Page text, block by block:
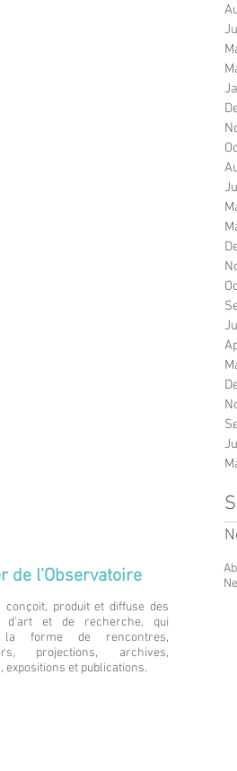
de l'Observatoire
conçoit, produit et diffuse des
d'art et de recherche, qui
la forme de rencontres,
projections, archives,
et publications.